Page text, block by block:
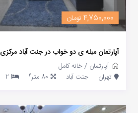
4,750,000 تومان
آپارتمان مبله ی دو خواب در جنت آباد مرکزی
آپارتمان /خانه کامل
تهران
جنت آباد 80 متر 2
2